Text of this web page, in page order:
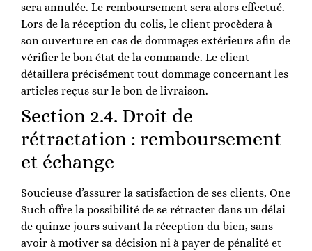
sera annulée. Le remboursement sera alors effectué.
Lors de la réception du colis, le client procèdera à
son ouverture en cas de dommages extérieurs afin de
vérifier le bon état de la commande. Le client
détaillera précisément tout dommage concernant les
articles reçus sur le bon de livraison.
Section 2.4. Droit de
rétractation : remboursement
et échange
Soucieuse d’assurer la satisfaction de ses clients, One
Such offre la possibilité de se rétracter dans un délai
de quinze jours suivant la réception du bien, sans
avoir à motiver sa décision ni à payer de pénalité et